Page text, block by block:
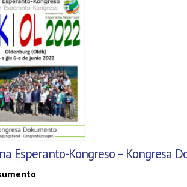
Esperanto-Kongreso– Kongresa